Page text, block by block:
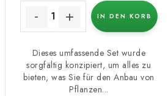
IN DEN KORB
Dieses umfassende Set wurde
sorgfältig konzipiert, um alles zu
bieten, was Sie für den Anbau von
Pflanzen...